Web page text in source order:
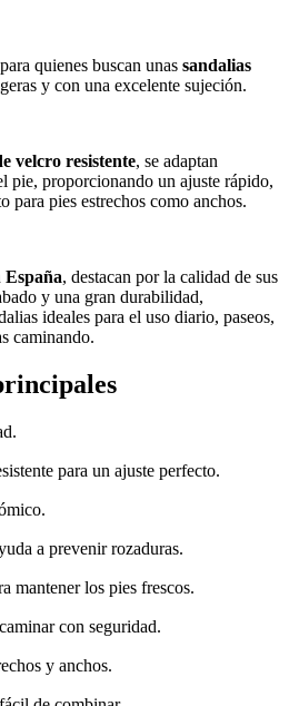
quienes buscan unas sandalias
y con una excelente sujeción.
velcro resistente, se adaptan
pie, proporcionando un ajuste rápido,
para pies estrechos como anchos.
España, destacan por la calidad de sus
y una gran durabilidad,
ideales para el uso diario, paseos,
caminando.
para un ajuste perfecto.
a prevenir rozaduras.
mantener los pies frescos.
con seguridad.
y anchos.